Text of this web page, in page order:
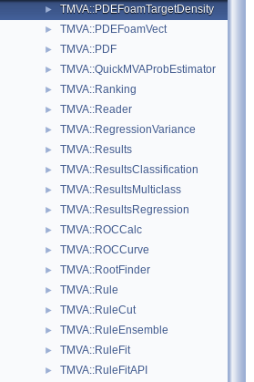
► TMVA::PDEFoamTargetDensity
► TMVA::PDEFoamVect
► TMVA::PDF
► TMVA::QuickMVAProbEstimator
► TMVA::Ranking
► TMVA::Reader
► TMVA::RegressionVariance
► TMVA::Results
► TMVA::ResultsClassification
► TMVA::ResultsMulticlass
► TMVA::ResultsRegression
► TMVA::ROCCalc
► TMVA::ROCCurve
► TMVA::RootFinder
► TMVA::Rule
► TMVA::RuleCut
► TMVA::RuleEnsemble
► TMVA::RuleFit
► TMVA::RuleFitAPI